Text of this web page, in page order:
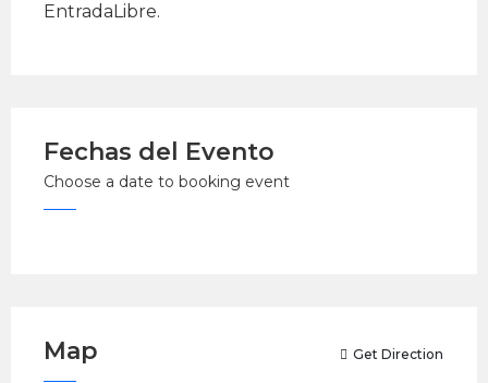
EntradaLibre.
Fechas del Evento
Choose a date to booking event
Map Get Direction